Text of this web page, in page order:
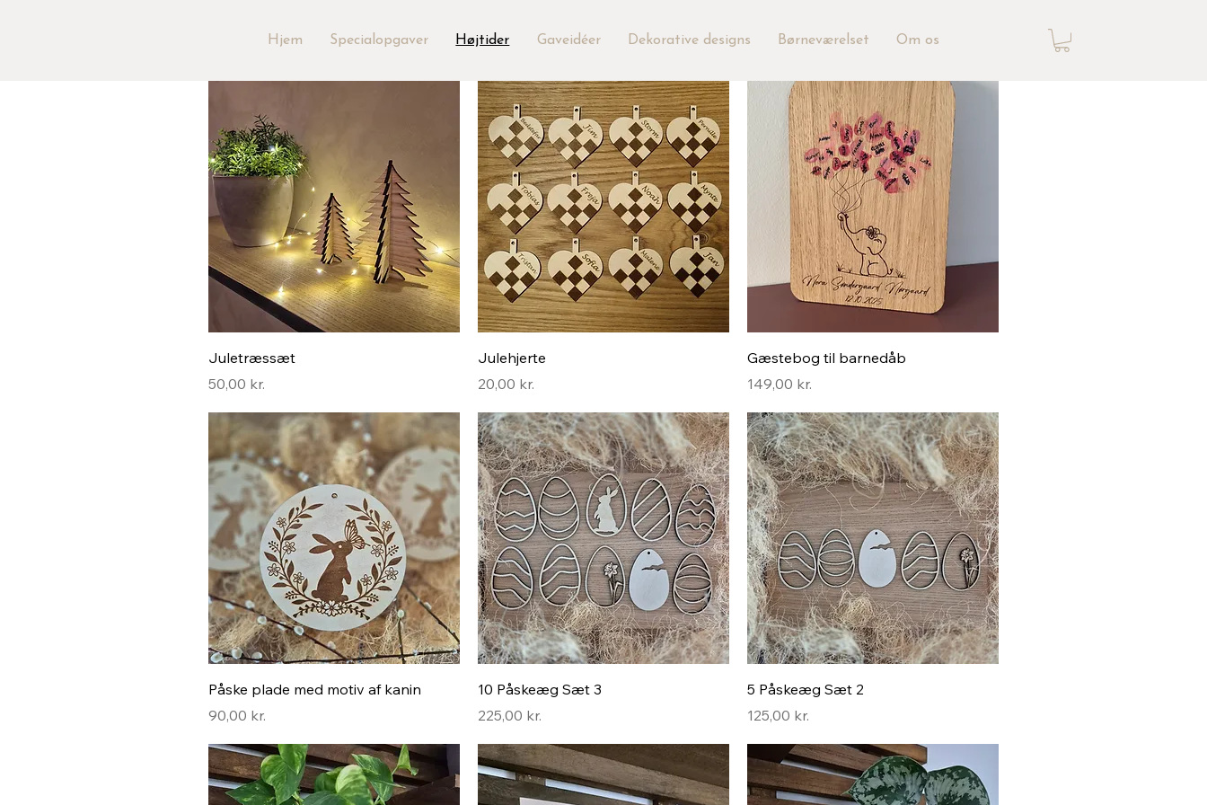
Hjem Specialopgaver Højtider Gaveidéer Dekorative designs Børneværelset Om os
Juletræssæt
Pris
50,00 kr.
Julehjerte
Pris
20,00 kr.
Hurtigvisning
Gæstebog til barnedåb
Pris
149,00 kr.
Hurtigvisning
Påske plade med motiv af kanin
Pris
90,00 kr.
Hurtigvisning
10 Påskeæg Sæt 3
Pris
225,00 kr.
Hurtigvisning
5 Påskeæg Sæt 2
Pris
125,00 kr.